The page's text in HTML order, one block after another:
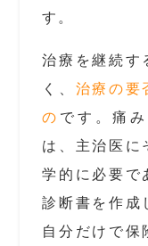
す。
治療を継続す
く、 治療の要
の です。痛
は、主治医に
学的に必要で
診断書を作成
自分だけで保